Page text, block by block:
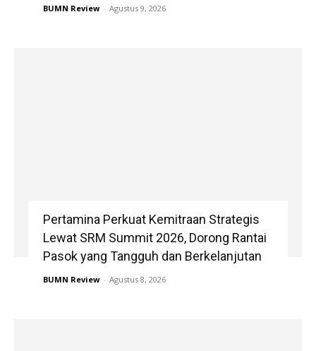
BUMN Review - Agustus 9, 2026
Pertamina Perkuat Kemitraan Strategis
Lewat SRM Summit 2026, Dorong Rantai
Pasok yang Tangguh dan Berkelanjutan
BUMN Review - Agustus 8, 2026